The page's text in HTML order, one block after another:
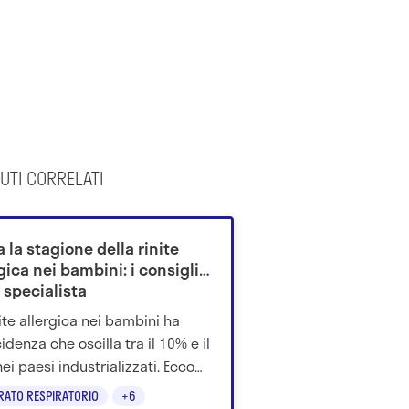
CORRELATI
RESPIRATORIO +6
la stagione della rinite
nei bambini: i consigli
allergica nei bambini ha
che oscilla tra il 10% e il
paesi industrializzati. Ecco
è fondamentale poterla